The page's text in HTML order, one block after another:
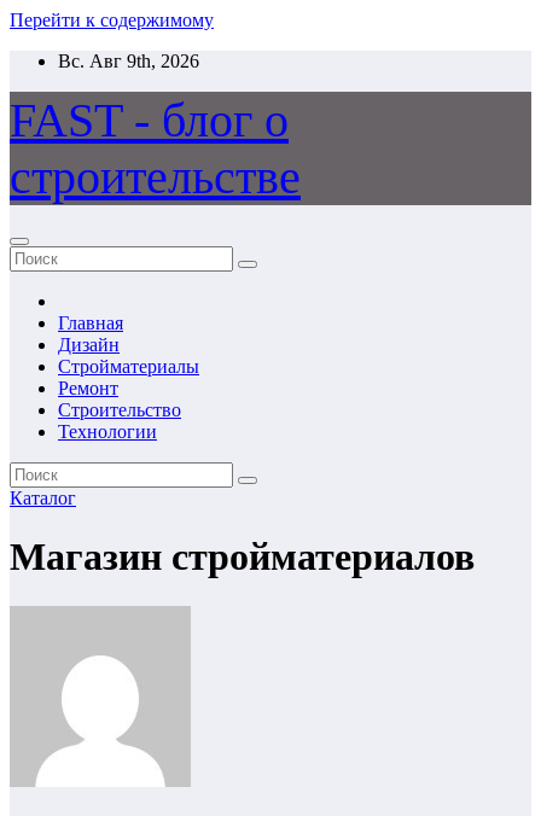
Перейти к содержимому
Вс. Авг 9th, 2026
FAST - блог о
строительстве
Главная
Дизайн
Стройматериалы
Ремонт
Строительство
Технологии
Каталог
Магазин стройматериалов